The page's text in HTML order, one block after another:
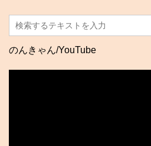
のんきゃん/YouTube